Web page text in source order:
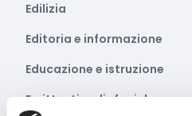
Edilizia
Editoria e informazione
Educazione e istruzione
Emittenti radiofoniche